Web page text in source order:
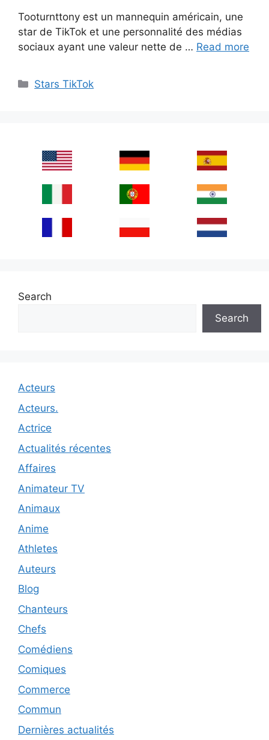
Tooturnttony est un mannequin américain, une
star de TikTok et une personnalité des médias
sociaux ayant une valeur nette de … Read more
Categories
Stars TikTok
Search
Search
Acteurs
Acteurs.
Actrice
Actualités récentes
Affaires
Animateur TV
Animaux
Anime
Athletes
Auteurs
Blog
Chanteurs
Chefs
Comédiens
Comiques
Commerce
Commun
Dernières actualités